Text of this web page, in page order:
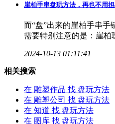
崖柏手串盘玩方法，再也不用
而“盘”出来的崖柏手串手
需要特别注意的是：崖柏
2024-10-13 01:11:41
相关搜索
在 雕塑作品 找 盘玩方法
在 雕塑公司 找 盘玩方法
在 知道 找 盘玩方法
在 图库 找 盘玩方法